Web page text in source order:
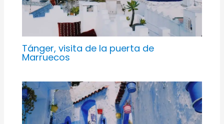
Tánger, visita de la puerta de
Marruecos